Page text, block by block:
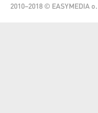
2010–2018 © EASYMEDIA